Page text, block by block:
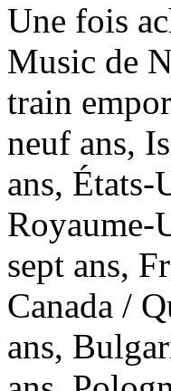
Une fois
Music de
train
neuf ans,
ans,
Royaume-
sept ans,
Canada /
ans,